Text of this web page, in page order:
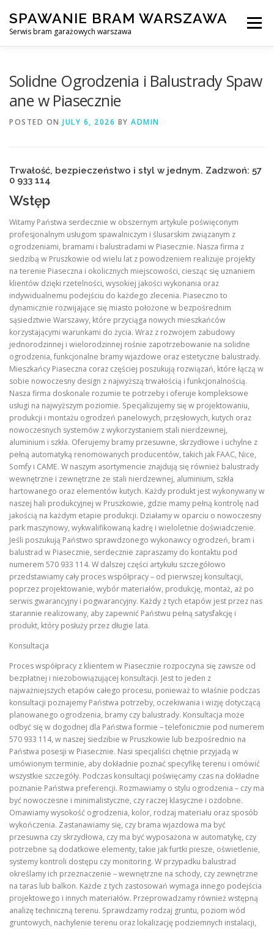
content
SPAWANIE BRAM WARSZAWA
Serwis bram garażowych warszawa
Menu
Solidne Ogrodzenia i Balustrady Spaw
ane w Piasecznie
POSTED ON JULY 6, 2026 BY ADMIN
Trwałość, bezpieczeństwo i styl w jednym. Zadzwoń: 57
0 933 114
Wstęp
Witamy Państwa serdecznie w obszernym artykule poświęconym
profesjonalnym usługom spawalniczym i ślusarskim związanym z
ogrodzeniami, bramami i balustradami w Piasecznie. Nasza firma z
siedzibą w Pruszkowie od wielu lat z powodzeniem realizuje projekty
na terenie Piaseczna i okolicznych miejscowości, ciesząc się uznaniem
klientów dzięki rzetelności, wysokiej jakości wykonania oraz
indywidualnemu podejściu do każdego zlecenia. Piaseczno to
dynamicznie rozwijające się miasto położone w bezpośrednim
sąsiedztwie Warszawy, które przyciąga nowych mieszkańców
korzystającymi warunkami do życia. Wraz z rozwojem zabudowy
jednorodzinnej i wielorodzinnej rośnie zapotrzebowanie na solidne
ogrodzenia, funkcjonalne bramy wjazdowe oraz estetyczne balustrady.
Mieszkańcy Piaseczna coraz częściej poszukują rozwiązań, które łączą w
sobie nowoczesny design z najwyższą trwałością i funkcjonalnością.
Nasza firma doskonale rozumie te potrzeby i oferuje kompleksowe
usługi na najwyższym poziomie. Specjalizujemy się w projektowaniu,
produkcji i montażu ogrodzeń panelowych, przęsłowych, kutych oraz
nowoczesnych systemów z wykorzystaniem stali nierdzewnej,
aluminium i szkła. Oferujemy bramy przesuwne, skrzydłowe i uchylne z
pełną automatyką renomowanych producentów, takich jak FAAC, Nice,
Somfy i CAME. W naszym asortymencie znajdują się również balustrady
wewnętrzne i zewnętrzne ze stali nierdzewnej, aluminium, szkła
hartowanego oraz elementów kutych. Każdy produkt jest wykonywany w
naszej hali produkcyjnej w Pruszkowie, gdzie mamy pełną kontrolę nad
jakością na każdym etapie produkcji. Działamy w oparciu o nowoczesny
park maszynowy, wykwalifikowaną kadrę i wieloletnie doświadczenie.
Jeśli poszukują Państwo sprawdzonego wykonawcy ogrodzeń, bram i
balustrad w Piasecznie, serdecznie zapraszamy do kontaktu pod
numerem 570 933 114. W dalszej części artykułu szczegółowo
przedstawiamy cały proces współpracy – od pierwszej konsultacji,
poprzez projektowanie, wybór materiałów, produkcję, montaż, aż po
serwis gwarancyjny i pogwarancyjny. Każdy z tych etapów jest przez nas
starannie realizowany, aby zapewnić Państwu pełną satysfakcję i
produkt, który posłuży przez długie lata.
Konsultacja
Proces współpracy z klientem w Piasecznie rozpoczyna się zawsze od
bezpłatnej i niezobowiązującej konsultacji. Jest to jeden z
najważniejszych etapów całego procesu, ponieważ to właśnie podczas
konsultacji poznajemy Państwa potrzeby, oczekiwania i wizję dotyczącą
planowanego ogrodzenia, bramy czy balustrady. Konsultacja może
odbyć się w dogodnej dla Państwa formie – telefonicznie pod numerem
570 933 114, w naszej siedzibie w Pruszkowie lub bezpośrednio na
Państwa posesji w Piasecznie. Nasi specjaliści chętnie przyjadą w
umówionym terminie, aby dokładnie poznać specyfikę terenu i omówić
wszystkie szczegóły. Podczas konsultacji poświęcamy czas na dokładne
poznanie Państwa preferencji. Rozmawiamy o stylu ogrodzenia – czy ma
być nowoczesne i minimalistyczne, czy raczej klasyczne i ozdobne.
Omawiamy wysokość ogrodzenia, kolor, rodzaj materiału oraz sposób
wykończenia. Zastanawiamy się, czy brama wjazdowa ma być
przesuwna czy skrzydłowa, czy ma być wyposażona w automatykę, czy
potrzebne są dodatkowe elementy, takie jak furtki piesze, oświetlenie,
systemy kontroli dostępu czy monitoring. W przypadku balustrad
określamy ich przeznaczenie – wewnętrzne na schody, czy zewnętrzne
na taras lub balkon. Każde z tych zastosowań wymaga innego podejścia
projektowego i innych materiałów. Przeprowadzamy również wstępną
analizę techniczną terenu. Sprawdzamy rodzaj gruntu, poziom wód
gruntowych, nachylenie terenu oraz lokalizację podziemnych instalacji,